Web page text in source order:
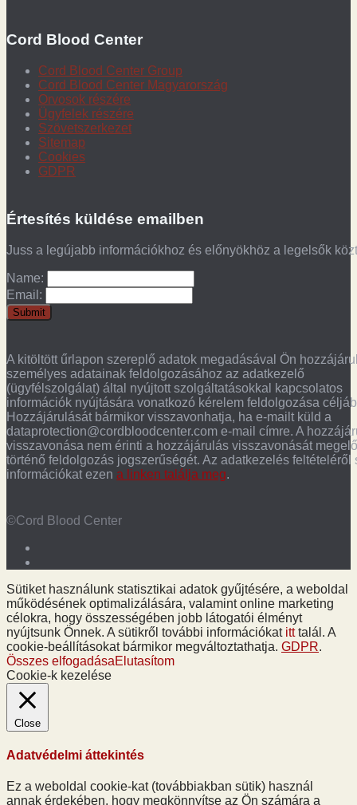
Cord Blood Center
Cord Blood Center Group
Cord Blood Center Magyarország
Orvosok részére
Ügyfelek részére
Szövetszerkezet
Sitemap
Cookies
GDPR
Értesítés küldése emailben
Juss a legújabb információkhoz és előnyökhöz a legelsők közt
Name:
Email:
A kitöltött űrlapon szereplő adatok megadásával Ön
személyes adatainak feldolgozásához az adatkezelő
(ügyfélszolgálat) által nyújtott szolgáltatásokkal kapcsolatos
információk nyújtására vonatkozó kérelem feldolgozása
Hozzájárulását bármikor visszavonhatja, ha e-mailt küld a
dataprotection@cordbloodcenter.com e-mail címre. A
visszavonása nem érinti a hozzájárulás visszavonását
történő feldolgozás jogszerűségét. Az adatkezelés feltételéről
információkat ezen a linken találja meg.
©Cord Blood Center
Sütiket használunk statisztikai adatok gyűjtésére, a weboldal
működésének optimalizálására, valamint online marketing
célokra, hogy összességében jobb látogatói élményt
nyújtsunk Önnek. A sütikről további információkat itttalál. A
cookie-beállításokat bármikor megváltoztathatja. GDPR.
Összes elfogadásaElutasítom
Cookie-k kezelése
Close
Adatvédelmi áttekintés
Ez a weboldal cookie-kat (továbbiakban sütik) használ
annak érdekében, hogy megkönnyítse az Ön számára a